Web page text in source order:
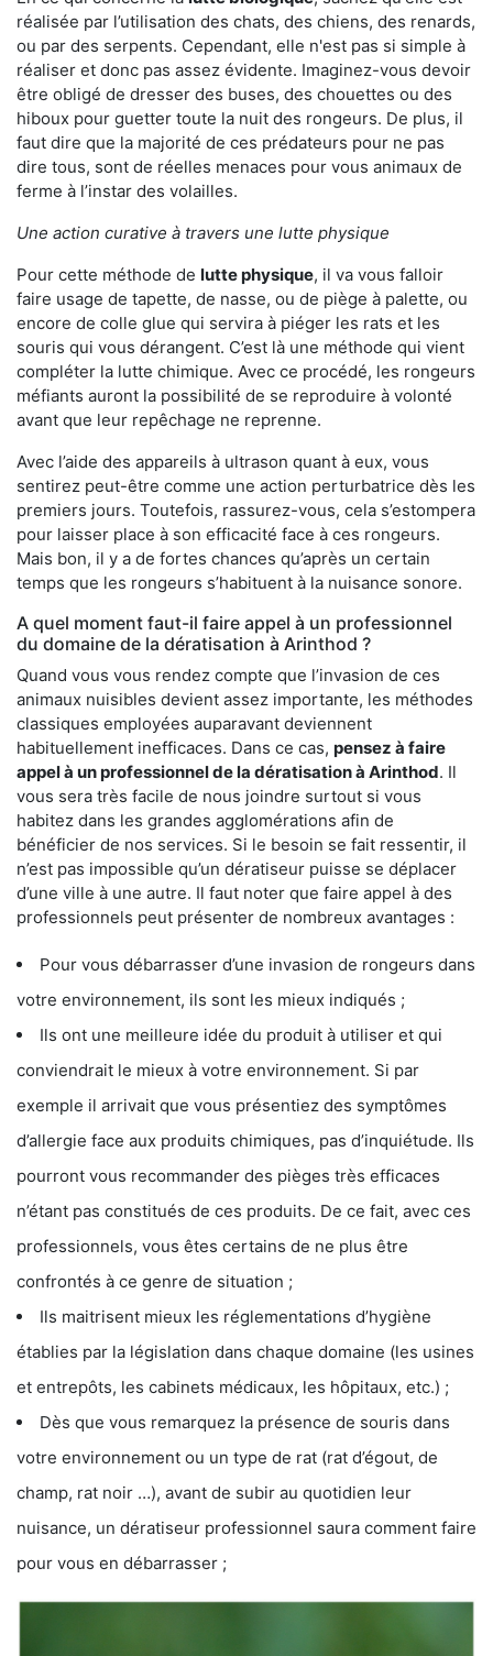
réalisée par l’utilisation des chats, des chiens, des renards,
ou par des serpents. Cependant, elle n'est pas si simple à
réaliser et donc pas assez évidente. Imaginez-vous devoir
être obligé de dresser des buses, des chouettes ou des
hiboux pour guetter toute la nuit des rongeurs. De plus, il
faut dire que la majorité de ces prédateurs pour ne pas
dire tous, sont de réelles menaces pour vous animaux de
ferme à l’instar des volailles.
Une action curative à travers une lutte physique
Pour cette méthode de lutte physique, il va vous falloir
faire usage de tapette, de nasse, ou de piège à palette, ou
encore de colle glue qui servira à piéger les rats et les
souris qui vous dérangent. C’est là une méthode qui vient
compléter la lutte chimique. Avec ce procédé, les rongeurs
méfiants auront la possibilité de se reproduire à volonté
avant que leur repêchage ne reprenne.
Avec l’aide des appareils à ultrason quant à eux, vous
sentirez peut-être comme une action perturbatrice dès les
premiers jours. Toutefois, rassurez-vous, cela s’estompera
pour laisser place à son efficacité face à ces rongeurs.
Mais bon, il y a de fortes chances qu’après un certain
temps que les rongeurs s’habituent à la nuisance sonore.
A quel moment faut-il faire appel à un professionnel
du domaine de la dératisation à Arinthod ?
Quand vous vous rendez compte que l’invasion de ces
animaux nuisibles devient assez importante, les méthodes
classiques employées auparavant deviennent
habituellement inefficaces. Dans ce cas, pensez à faire
appel à un professionnel de la dératisation à Arinthod. Il
vous sera très facile de nous joindre surtout si vous
habitez dans les grandes agglomérations afin de
bénéficier de nos services. Si le besoin se fait ressentir, il
n’est pas impossible qu’un dératiseur puisse se déplacer
d’une ville à une autre. Il faut noter que faire appel à des
professionnels peut présenter de nombreux avantages :
Pour vous débarrasser d’une invasion de rongeurs dans
votre environnement, ils sont les mieux indiqués ;
Ils ont une meilleure idée du produit à utiliser et qui
conviendrait le mieux à votre environnement. Si par
exemple il arrivait que vous présentiez des symptômes
d’allergie face aux produits chimiques, pas d’inquiétude. Ils
pourront vous recommander des pièges très efficaces
n’étant pas constitués de ces produits. De ce fait, avec ces
professionnels, vous êtes certains de ne plus être
confrontés à ce genre de situation ;
Ils maitrisent mieux les réglementations d’hygiène
établies par la législation dans chaque domaine (les usines
et entrepôts, les cabinets médicaux, les hôpitaux, etc.) ;
Dès que vous remarquez la présence de souris dans
votre environnement ou un type de rat (rat d’égout, de
champ, rat noir …), avant de subir au quotidien leur
nuisance, un dératiseur professionnel saura comment faire
pour vous en débarrasser ;